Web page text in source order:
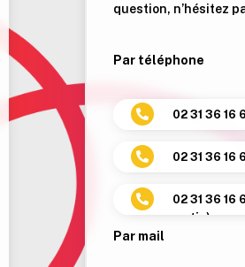
question, n’hésitez
Par téléphone
 02 31 36
 02 31 36 16

02 31 36
matin)
Par mail